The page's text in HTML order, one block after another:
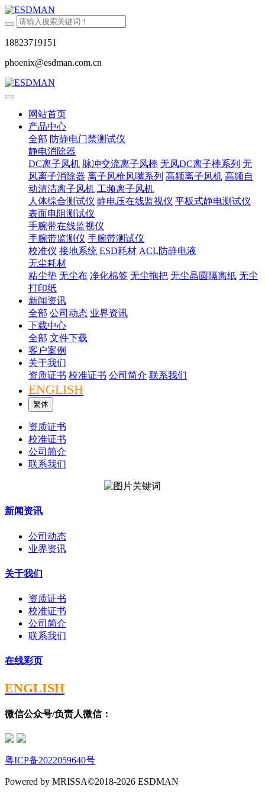
18823719151
phoenix@esdman.com.cn
网站首页
产品中心
全部 防静电门禁测试仪
静电消除器
DC离子风机 脉冲交流离子风棒 无风DC离子棒系列 无
风离子消除器 离子风枪风嘴系列 高频离子风机 高频自
动清洁离子风机 工频离子风机
人体综合测试仪 静电压在线监视仪 平板式静电测试仪
表面电阻测试仪
手腕带在线监视仪
手腕带监测仪 手腕带测试仪
校准仪 接地系统 ESD耗材 ACL防静电液
无尘耗材
粘尘垫 无尘布 净化棉签 无尘拖把 无尘晶圆隔离纸 无尘
打印纸
新闻资讯
全部 公司动态 业界资讯
下载中心
全部 文件下载
客户案例
关于我们
资质证书 校准证书 公司简介 联系我们
ENGLISH
繁体
资质证书
校准证书
公司简介
联系我们
新闻资讯
公司动态
业界资讯
关于我们
资质证书
校准证书
公司简介
联系我们
在线彩页
ENGLISH
微信公众号/负责人微信：
粤ICP备2022059640号
Powered by MRISSA©2018-2026 ESDMAN